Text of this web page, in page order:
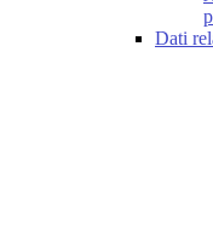
Dati